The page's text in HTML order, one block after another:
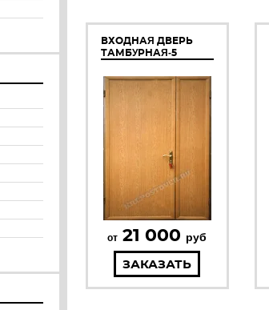
ВХОДНАЯ ДВЕРЬ
ТАМБУРНАЯ-5
от 21 000 руб
ЗАКАЗАТЬ